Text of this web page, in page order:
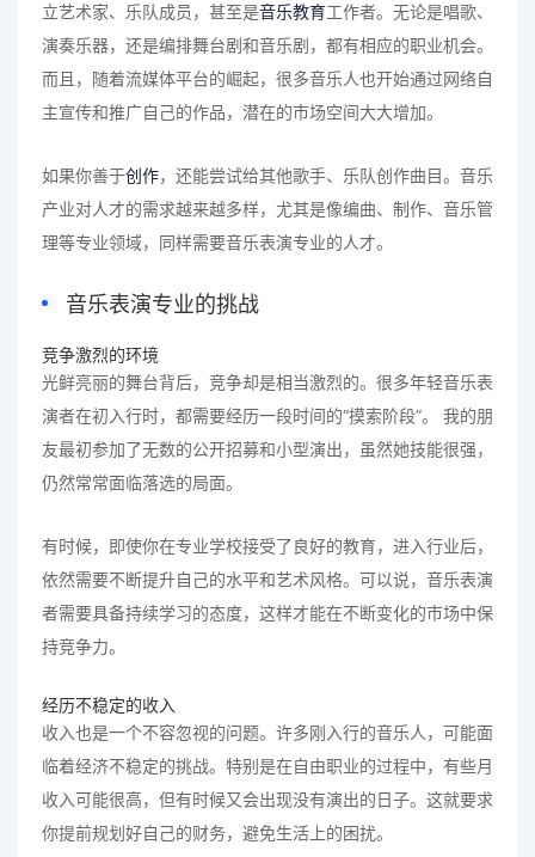
立艺术家、乐队成员，甚至是音乐教育工作者。无论是唱歌、
演奏乐器，还是编排舞台剧和音乐剧，都有相应的职业机会。
而且，随着流媒体平台的崛起，很多音乐人也开始通过网络自
主宣传和推广自己的作品，潜在的市场空间大大增加。
如果你善于创作，还能尝试给其他歌手、乐队创作曲目。音乐
产业对人才的需求越来越多样，尤其是像编曲、制作、音乐管
理等专业领域，同样需要音乐表演专业的人才。
音乐表演专业的挑战
竞争激烈的环境
光鲜亮丽的舞台背后，竞争却是相当激烈的。很多年轻音乐表
演者在初入行时，都需要经历一段时间的“摸索阶段”。 我的朋
友最初参加了无数的公开招募和小型演出，虽然她技能很强，
仍然常常面临落选的局面。
有时候，即使你在专业学校接受了良好的教育，进入行业后，
依然需要不断提升自己的水平和艺术风格。可以说，音乐表演
者需要具备持续学习的态度，这样才能在不断变化的市场中保
持竞争力。
经历不稳定的收入
收入也是一个不容忽视的问题。许多刚入行的音乐人，可能面
临着经济不稳定的挑战。特别是在自由职业的过程中，有些月
收入可能很高，但有时候又会出现没有演出的日子。这就要求
你提前规划好自己的财务，避免生活上的困扰。